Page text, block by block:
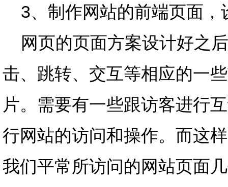
3、制作网站的前端页面，
网页的页面方案设计好之
击、跳转、交互等相应的一
片。需要有一些跟访客进行
行网站的访问和操作。而这
我们平常所访问的网站页面